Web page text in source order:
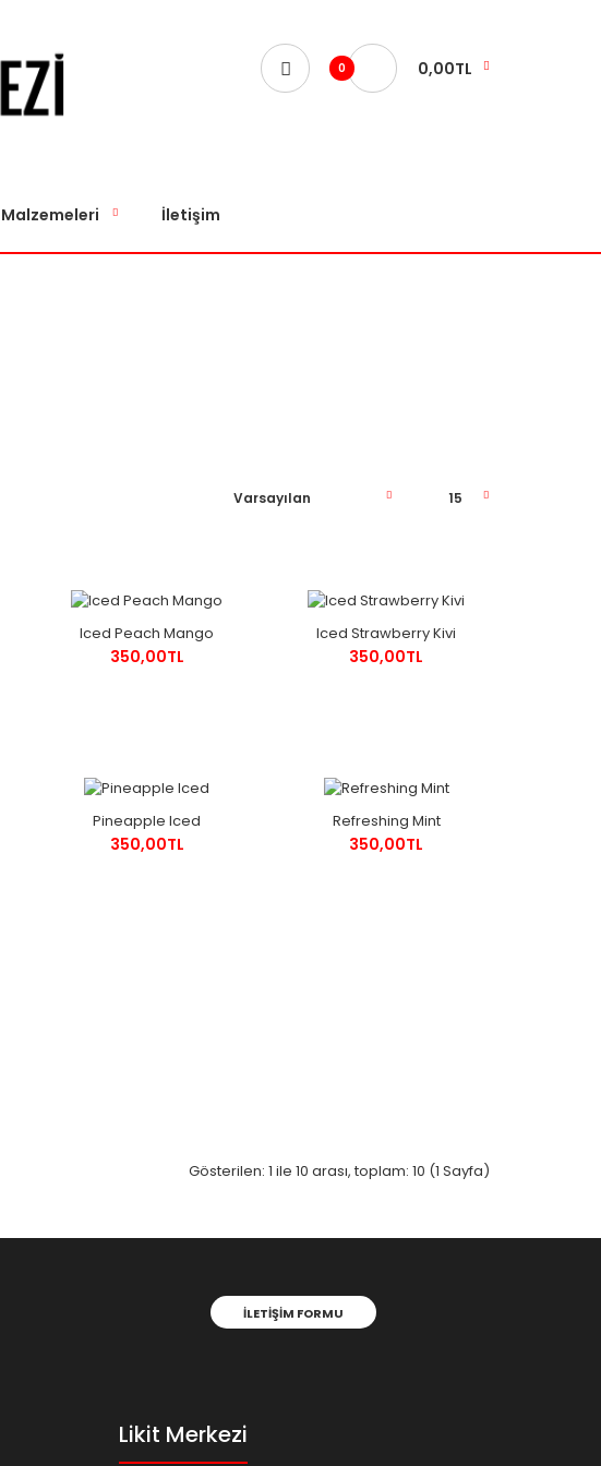
0 0,00TL
İletişim
Iced Peach Mango
350,00TL
Iced Strawberry Kivi
350,00TL
Pineapple Iced
350,00TL
Refreshing Mint
350,00TL
Gösterilen: 1 ile 10 arası, toplam: 10 (1 Sayfa)
İLETIŞIM FORMU
Likit Merkezi